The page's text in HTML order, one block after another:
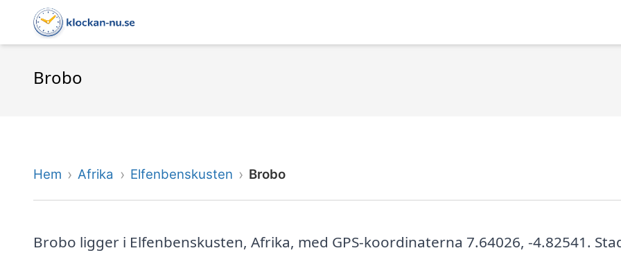
Brobo
Hem Afrika Elfenbenskusten Brobo
Brobo ligger i Elfenbenskusten, Afrika, med GPS-koordinaterna 7.64026, -4.82541.